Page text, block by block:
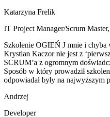
Katarzyna Frelik
IT Project Manager/Scrum Master,
Szkolenie OGIEŃ J mnie i chyba
Krystian Kaczor nie jest z
SCRUM’a z ogromnym
Sposób w który prowadził
odpowiadał były na najwyższym
Andrzej
Developer